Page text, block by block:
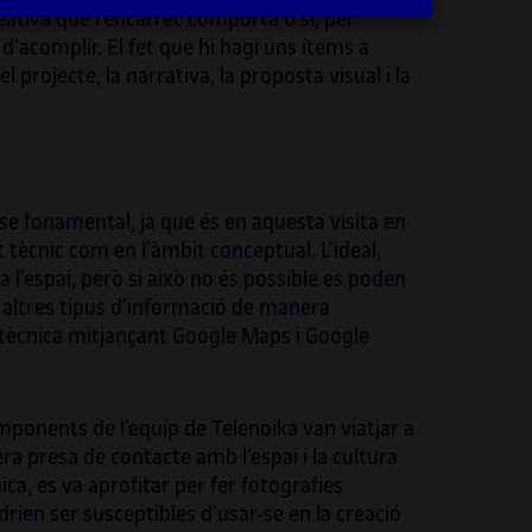
que l’encàrrec comporta o si, per
El fet que hi hagi uns ítems a
projecte, la narrativa, la proposta visual i la
fonamental, ja que és en aquesta visita en
com en l’àmbit conceptual. L’ideal,
però si això no és possible es poden
tipus d’informació de manera
mitjançant Google Maps i Google
de l’equip de Telenoika van viatjar a
presa de contacte amb l’espai i la cultura
es va aprofitar per fer fotografies
ser susceptibles d’usar-se en la creació
internacionals i híbrids d’investigació
cultura i comissariat, i també
aquests projectes, els quals són
de Catalunya (UOC), del grau d’Arts, del
Multimèdia i del grau de Disseny i
Digitals. És codirectora de la revista
i forma part del comitè artístic
Barcelona, International
el programa d’art, ciència, tecnologia i
de Cosmocaixa, i comissària del
d’art i ciència de la primera i la
edicions de la Biennal Ciutat i Ciència de